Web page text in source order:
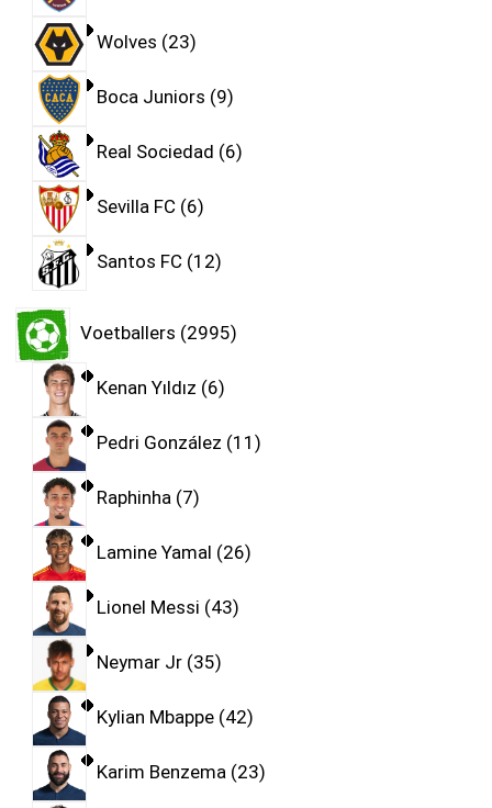
Wolves 23
Boca Juniors 9
Real Sociedad 6
Sevilla FC 6
Santos FC 12
Voetballers 2995
Kenan Yıldız 6
Pedri González 11
Raphinha 7
Lamine Yamal 26
Lionel Messi 43
Neymar Jr 35
Kylian Mbappe 42
Karim Benzema 23